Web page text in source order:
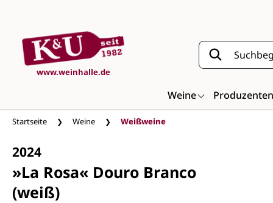
www.weinhalle.de
Weine Produzenten
Startseite Weine Weißweine
2024
»La Rosa« Douro Branco
(weiß)